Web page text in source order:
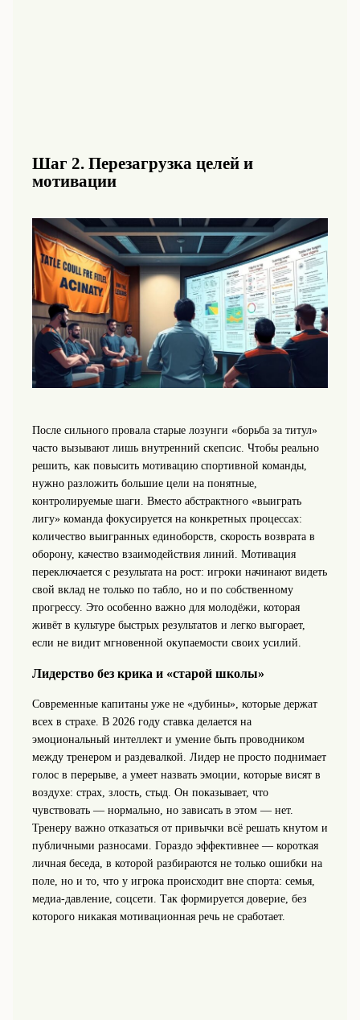
Шаг 2. Перезагрузка целей и
мотивации
После сильного провала старые лозунги «борьба за титул»
часто вызывают лишь внутренний скепсис. Чтобы реально
решить, как повысить мотивацию спортивной команды,
нужно разложить большие цели на понятные,
контролируемые шаги. Вместо абстрактного «выиграть
лигу» команда фокусируется на конкретных процессах:
количество выигранных единоборств, скорость возврата в
оборону, качество взаимодействия линий. Мотивация
переключается с результата на рост: игроки начинают видеть
свой вклад не только по табло, но и по собственному
прогрессу. Это особенно важно для молодёжи, которая
живёт в культуре быстрых результатов и легко выгорает,
если не видит мгновенной окупаемости своих усилий.
Лидерство без крика и «старой школы»
Современные капитаны уже не «дубины», которые держат
всех в страхе. В 2026 году ставка делается на
эмоциональный интеллект и умение быть проводником
между тренером и раздевалкой. Лидер не просто поднимает
голос в перерыве, а умеет назвать эмоции, которые висят в
воздухе: страх, злость, стыд. Он показывает, что
чувствовать — нормально, но зависать в этом — нет.
Тренеру важно отказаться от привычки всё решать кнутом и
публичными разносами. Гораздо эффективнее — короткая
личная беседа, в которой разбираются не только ошибки на
поле, но и то, что у игрока происходит вне спорта: семья,
медиа‑давление, соцсети. Так формируется доверие, без
которого никакая мотивационная речь не сработает.